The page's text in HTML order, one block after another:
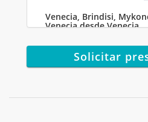
Venecia, Brindisi,
Venecia desde Venecia
No hubo nada que
Solicitar